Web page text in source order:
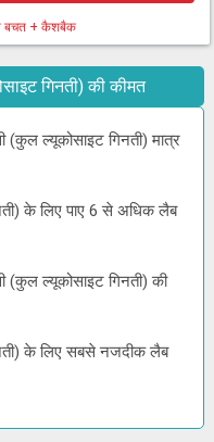
बचत + कैशबैक
गिनती) की कीमत
(कुल ल्यूकोसाइट गिनती) मात्र
के लिए पाए 6 से अधिक लैब
(कुल ल्यूकोसाइट गिनती) की
के लिए सबसे नजदीक लैब